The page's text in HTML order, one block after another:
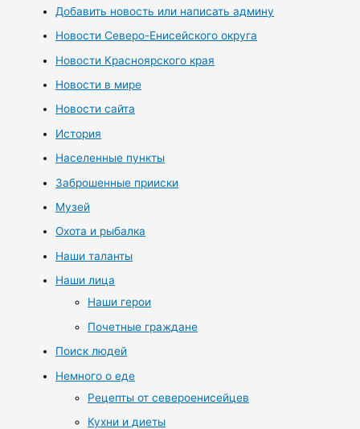
Добавить новость или написать админу
Новости Северо-Енисейского округа
Новости Красноярского края
Новости в мире
Новости сайта
История
Населенные пункты
Заброшенные прииски
Музей
Охота и рыбалка
Наши таланты
Наши лица
Наши герои
Почетные граждане
Поиск людей
Немного о еде
Рецепты от североенисейцев
Кухни и диеты